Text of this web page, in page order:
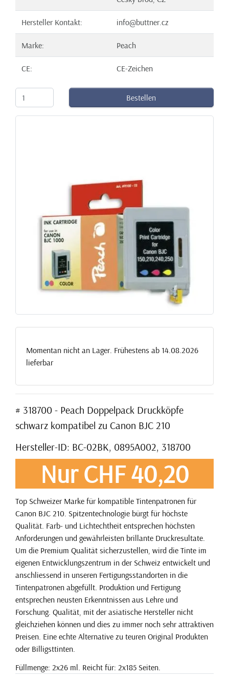
Hersteller Kontakt: info@buttner.cz
Marke: Peach
CE: CE-Zeichen
Bestellen
Momentan nicht an Lager. Frühestens ab 14.08.2026
lieferbar
# 318700 - Peach Doppelpack Druckköpfe
schwarz kompatibel zu Canon BJC 210
Hersteller-ID: BC-02BK, 0895A002, 318700
Nur CHF 40,20
Top Schweizer Marke für kompatible Tintenpatronen für
Canon BJC 210. Spitzentechnologie bürgt für höchste
Qualität. Farb- und Lichtechtheit entsprechen höchsten
Anforderungen und gewährleisten brillante Druckresultate.
Um die Premium Qualität sicherzustellen, wird die Tinte im
eigenen Entwicklungszentrum in der Schweiz entwickelt und
anschliessend in unseren Fertigungsstandorten in die
Tintenpatronen abgefüllt. Produktion und Fertigung
entsprechen neusten Erkenntnissen aus Lehre und
Forschung. Qualität, mit der asiatische Hersteller nicht
gleichziehen können und dies zu immer noch sehr attraktiven
Preisen. Eine echte Alternative zu teuren Original Produkten
oder Billigsttinten.
Füllmenge: 2x26 ml. Reicht für: 2x185 Seiten.